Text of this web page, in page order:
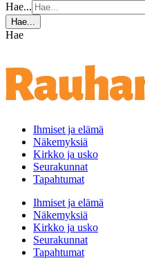
Hae...
Hae...
Hae
Ihmiset ja elämä
Näkemyksiä
Kirkko ja usko
Seurakunnat
Tapahtumat
Ihmiset ja elämä
Näkemyksiä
Kirkko ja usko
Seurakunnat
Tapahtumat